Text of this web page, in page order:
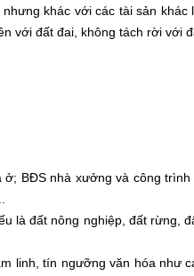
khác với các tài sản khác
với đất đai, không tách rời với
ở; BĐS nhà xưởng và công
là đất nông nghiệp, đất rừng,
linh, tín ngưỡng văn hóa như